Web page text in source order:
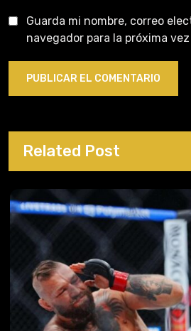
Guarda mi nombre, correo
navegador para la próxima
Related Post